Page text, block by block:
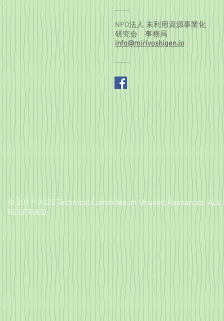
NPO法人 未利用資源事業化
研究会 事務局
info@miriyoshigen.jp
© 2017-2025 Technical Commitee on Unused Resources. ALL
RESERVED